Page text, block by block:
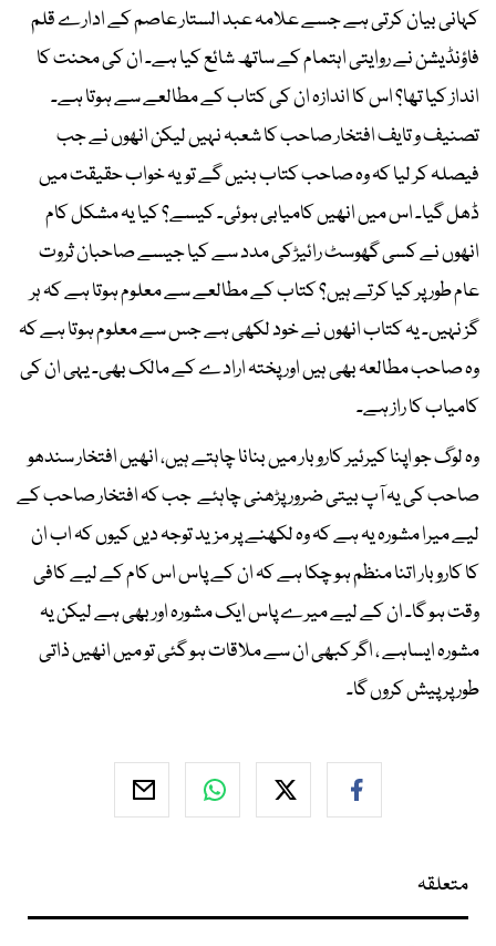
کہانی بیان کرتی ہے جسے علامہ عبد الستار عاصم کے ادارے قلم
فاؤنڈیشن نے روایتی اہتمام کے ساتھ شائع کیا ہے۔ ان کی محنت کا
انداز کیا تھا؟ اس کا اندازہ ان کی کتاب کے مطالعے سے ہوتا ہے۔
تصنیف و تایف افتخار صاحب کا شعبہ نہیں لیکن انھوں نے جب
فیصلہ کر لیا کہ وہ صاحب کتاب بنیں گے تویہ خواب حقیقت میں
ڈھل گیا۔ اس میں انھیں کامیابی ہوئی۔ کیسے؟ کیا یہ مشکل کام
انھوں نے کسی گھوسٹ رائیڑکی مدد سے کیا جیسے صاحبان ثروت
عام طور پر کیا کرتے ہیں؟ کتاب کے مطالعے سے معلوم ہوتا ہے کہ ہر
گز نہیں۔ یہ کتاب انھوں نے خود لکھی ہے جس سے معلوم ہوتا ہے کہ
وہ صاحب مطالعہ بھی ہیں اور پختہ ارادے کے مالک بھی۔ یہی ان کی
کامیاب کا راز ہے۔
وہ لوگ جو اپنا کیرئیر کاروبار میں بنانا چاہتے ہیں، انھیں افتخار سندھو
صاحب کی یہ آپ بیتی ضرور پڑھنی چاہئے جب کہ افتخار صاحب کے
لیے میرا مشورہ یہ ہے کہ وہ لکھنے پر مزید توجہ دیں کیوں کہ اب ان
کا کاروبار اتنا منظم ہو چکا ہے کہ ان کے پاس اس کام کے لیے کافی
وقت ہو گا۔ ان کے لیے میرے پاس ایک مشورہ اور بھی ہے لیکن یہ
مشورہ ایساہے ، اگر کبھی ان سے ملاقات ہو گئی تو میں انھیں ذاتی
طور پر پیش کروں گا۔
متعلقہ